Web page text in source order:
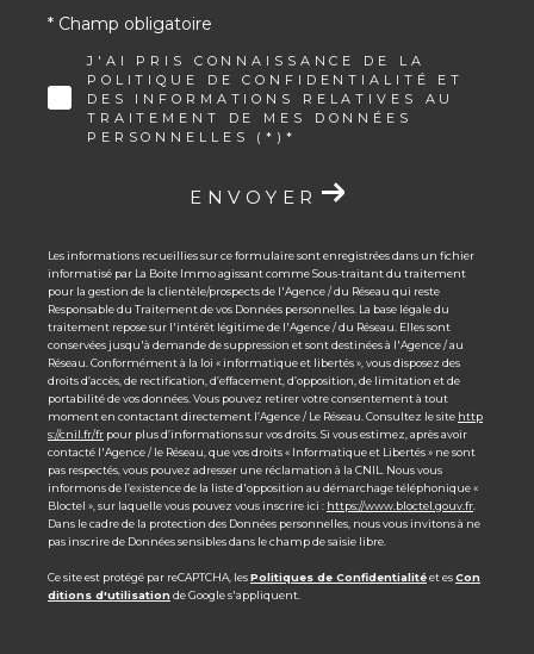
J'AI PRIS CONNAISSANCE DE LA
POLITIQUE DE CONFIDENTIALITÉ ET
DES INFORMATIONS RELATIVES AU
TRAITEMENT DE MES DONNÉES
PERSONNELLES (*)*
* Champ obligatoire
ENVOYER
Les informations recueillies sur ce formulaire sont enregistrées dans un fichier
informatisé par La Boite Immo agissant comme Sous-traitant du traitement
pour la gestion de la clientèle/prospects de l'Agence / du Réseau qui reste
Responsable du Traitement de vos Données personnelles. La base légale du
traitement repose sur l'intérêt légitime de l'Agence / du Réseau. Elles sont
conservées jusqu'à demande de suppression et sont destinées à l'Agence / au
Réseau. Conformément à la loi « informatique et libertés », vous disposez des
droits d’accès, de rectification, d’effacement, d’opposition, de limitation et de
portabilité de vos données. Vous pouvez retirer votre consentement à tout
moment en contactant directement l’Agence / Le Réseau. Consultez le site http
s://cnil.fr/fr pour plus d’informations sur vos droits. Si vous estimez, après avoir
contacté l'Agence / le Réseau, que vos droits « Informatique et Libertés » ne sont
pas respectés, vous pouvez adresser une réclamation à la CNIL. Nous vous
informons de l’existence de la liste d'opposition au démarchage téléphonique «
Bloctel », sur laquelle vous pouvez vous inscrire ici : https://www.bloctel.gouv.fr
Dans le cadre de la protection des Données personnelles, nous vous invitons à ne
pas inscrire de Données sensibles dans le champ de saisie libre.
Ce site est protégé par reCAPTCHA, lesPolitiques de Confidentialitéet esCon
ditions d'utilisation de Google s'appliquent.